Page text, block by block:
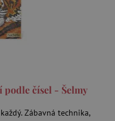
podle čísel - Šelmy
Zábavná technika,